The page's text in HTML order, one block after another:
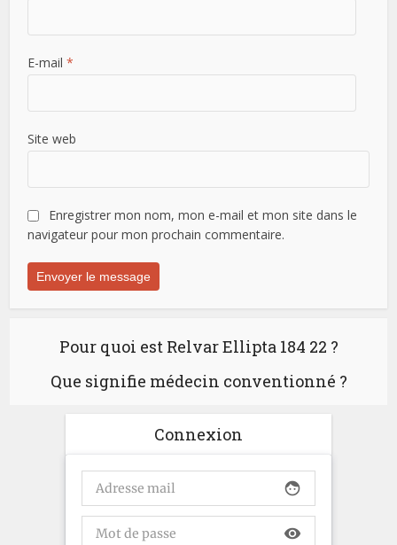
E-mail*
Site web
Enregistrer mon nom, mon e-mail et mon site dans le
navigateur pour mon prochain commentaire.
Pour quoi est Relvar Ellipta 184 22 ?
Que signifie médecin conventionné ?
Connexion
face
visibility